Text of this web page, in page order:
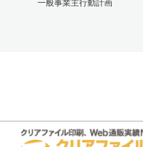
一般事業主行動計画